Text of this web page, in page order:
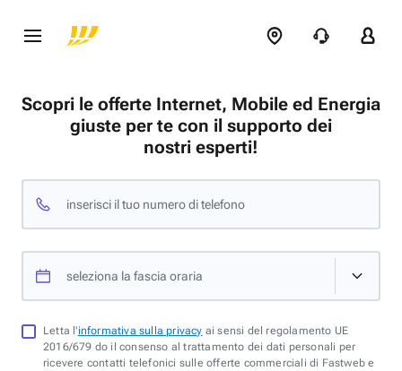
Scopri le offerte Internet, Mobile ed Energia
giuste per te con il supporto dei
nostri esperti!
inserisci il tuo numero di telefono
seleziona la fascia oraria
Letta l'informativa sulla privacy ai sensi del regolamento UE
2016/679 do il consenso al trattamento dei dati personali per
ricevere contatti telefonici sulle offerte commerciali di Fastweb e